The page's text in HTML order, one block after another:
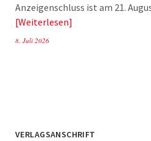
Anzeigenschluss ist am 21.
Weiterlesen
8. Juli 2026
VERLAGSANSCHRIFT